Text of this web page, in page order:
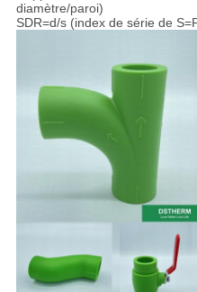
diamètre/paroi)
SDR=d/s (index de série de